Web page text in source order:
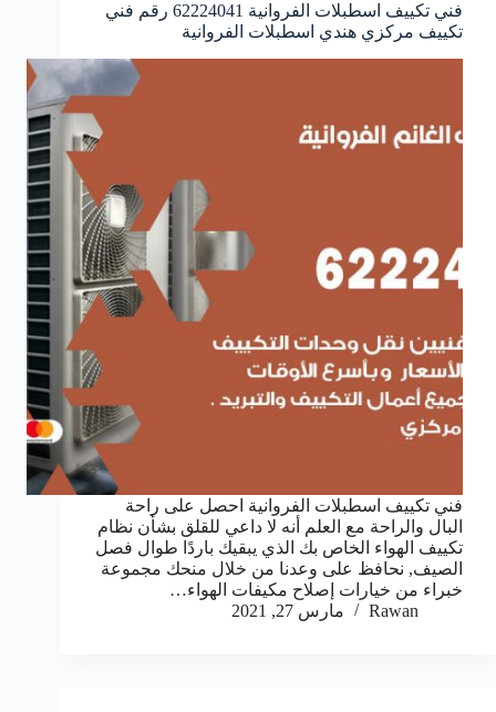
فني تكييف اسطبلات الفروانية 62224041 رقم فني
تكييف مركزي هندي اسطبلات الفروانية
فني تكييف اسطبلات الفروانية احصل على راحة
البال والراحة مع العلم أنه لا داعي للقلق بشأن نظام
تكييف الهواء الخاص بك الذي يبقيك باردًا طوال فصل
الصيف, نحافظ على وعدنا من خلال منحك مجموعة
خبراء من خيارات إصلاح مكيفات الهواء…
Rawan
مارس 27, 2021